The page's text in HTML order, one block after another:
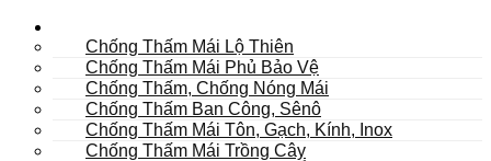
Chống Thấm Mái Lộ Thiên
Chống Thấm Mái Phủ Bảo Vệ
Chống Thấm, Chống Nóng Mái
Chống Thấm Ban Công, Sênô
Chống Thấm Mái Tôn, Gạch, Kính, Inox
Chống Thấm Mái Trồng Cây